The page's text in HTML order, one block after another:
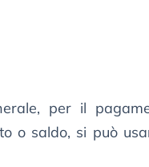
per il
o saldo, si può